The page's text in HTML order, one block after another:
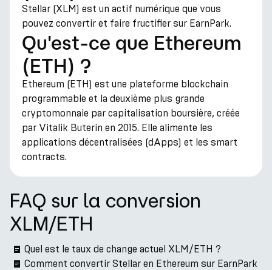
Stellar (XLM) est un actif numérique que vous
pouvez convertir et faire fructifier sur EarnPark.
Qu'est-ce que Ethereum
(ETH) ?
Ethereum (ETH) est une plateforme blockchain
programmable et la deuxième plus grande
cryptomonnaie par capitalisation boursière, créée
par Vitalik Buterin en 2015. Elle alimente les
applications décentralisées (dApps) et les smart
contracts.
FAQ sur la conversion
XLM/ETH
Quel est le taux de change actuel XLM/ETH ?
Comment convertir Stellar en Ethereum sur EarnPark